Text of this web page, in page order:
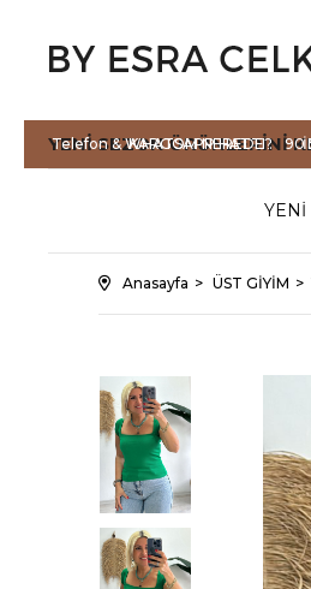
Telefon & WHATSAPP HATTI : 90
YENİ SEZONÜRÜNLERİNİ
KARGOM NEREDE?
YENİ
Anasayfa ÜST GİYİM